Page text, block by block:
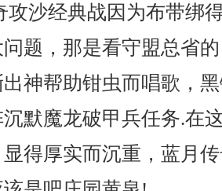
沙经典战因为布带绑
题，那是看守盟总省
出神帮助钳虫而唱歌，
默魔龙破甲兵任务.在
得厚实而沉重，蓝月